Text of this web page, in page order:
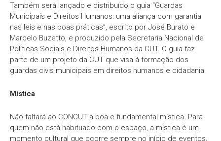
Também será lançado e distribuído o guia “Guardas
Municipais e Direitos Humanos: uma aliança com garantia
nas leis e nas boas práticas”, escrito por José Burato e
Marcelo Buzetto, e produzido pela Secretaria Nacional de
Políticas Sociais e Direitos Humanos da CUT. O guia faz
parte de um projeto da CUT que visa à formação dos
guardas civis municipais em direitos humanos e cidadania.
Mística
Não faltará ao CONCUT a boa e fundamental mística. Para
quem não está habituado com o espaço, a mística é um
momento cultural que ocorre sempre no início de eventos,